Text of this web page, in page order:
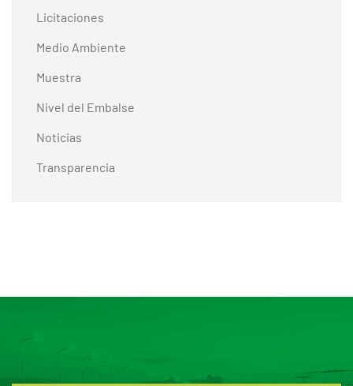
Licitaciones
Medio Ambiente
Muestra
Nivel del Embalse
Noticias
Transparencia